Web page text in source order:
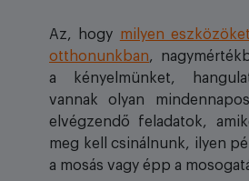
Az, hogy milyen
otthonunkban,
a kényelmünket,
vannak olyan
elvégzendő feladatok,
meg kell csinálnunk, ilyen
a mosás vagy épp a